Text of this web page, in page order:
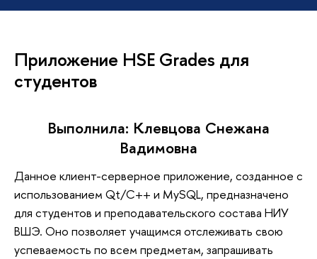
Приложение HSE Grades для
студентов
Выполнила: Клевцова Снежана
Вадимовна
Данное клиент-серверное приложение, созданное с
использованием Qt/C++ и MySQL, предназначено
для студентов и преподавательского состава НИУ
ВШЭ. Оно позволяет учащимся отслеживать свою
успеваемость по всем предметам, запрашивать